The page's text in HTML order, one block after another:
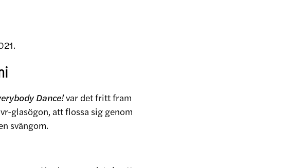
Dance!var det fritt fram
glasögon, att flossa sig genom
svängom.